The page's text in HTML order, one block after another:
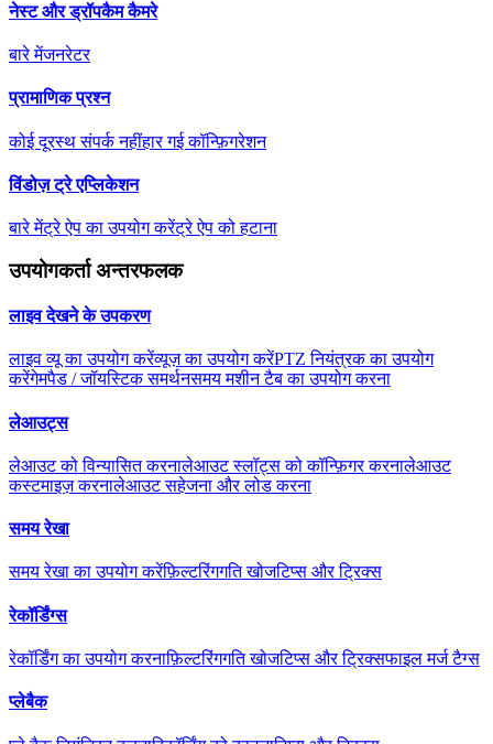
नेस्ट और ड्रॉपकैम कैमरे
बारे मेंजनरेटर
प्रामाणिक प्रश्न
कोई दूरस्थ संपर्क नहींहार गई कॉन्फ़िगरेशन
विंडोज़ ट्रे एप्लिकेशन
बारे मेंट्रे ऐप का उपयोग करेंट्रे ऐप को हटाना
उपयोगकर्ता अन्तरफलक
लाइव देखने के उपकरण
लाइव व्यू का उपयोग करेंव्यूज़ का उपयोग करेंPTZ नियंत्रक का उपयोग
करेंगेमपैड / जॉयस्टिक समर्थनसमय मशीन टैब का उपयोग करना
लेआउट्स
लेआउट को विन्यासित करनालेआउट स्लॉट्स को कॉन्फ़िगर करनालेआउट
कस्टमाइज़ करनालेआउट सहेजना और लोड करना
समय रेखा
समय रेखा का उपयोग करेंफ़िल्टरिंगगति खोजटिप्स और ट्रिक्स
रेकॉर्डिंग्स
रेकॉर्डिंग का उपयोग करनाफ़िल्टरिंगगति खोजटिप्स और ट्रिक्सफाइल मर्ज टैग्स
प्लेबैक